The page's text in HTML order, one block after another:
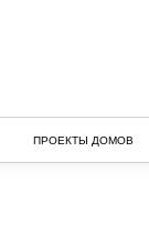
ПРОЕКТЫ ДОМОВ